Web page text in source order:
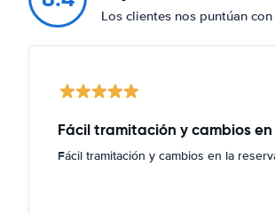
Los clientes nos puntúan
Fácil tramitación y cambios en
Fácil tramitación y cambios en la